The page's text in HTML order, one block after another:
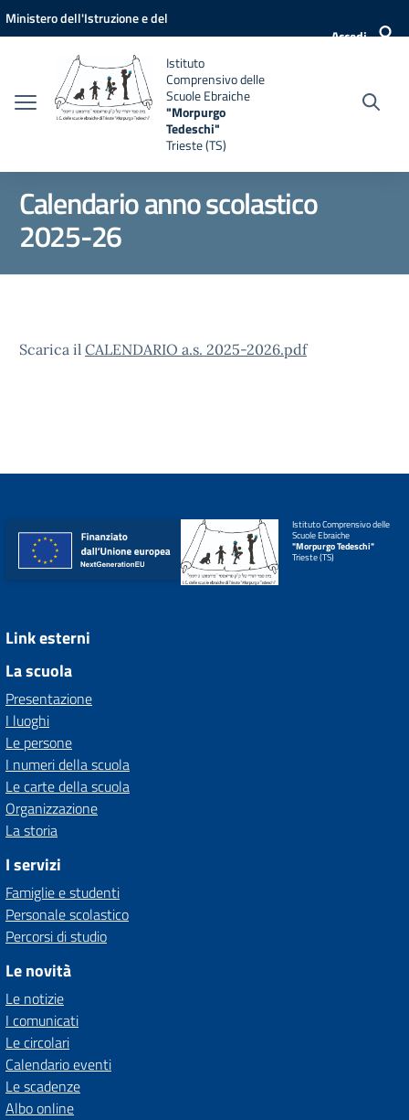
Vai ai contenuti
Vai al menu di navigazione
Vai al footer
Ministero dell'Istruzione e del
Accedi
Istituto
Comprensivo delle
Scuole Ebraiche
"Morpurgo
Tedeschi"
Trieste (TS)
Calendario anno scolastico
2025-26
Scarica il CALENDARIO a.s. 2025-2026.pdf
Istituto Comprensivo delle
Scuole Ebraiche
"Morpurgo Tedeschi"
Trieste (TS)
Link esterni
La scuola
Presentazione
I luoghi
Le persone
I numeri della scuola
Le carte della scuola
Organizzazione
La storia
I servizi
Famiglie e studenti
Personale scolastico
Percorsi di studio
Le novità
Le notizie
I comunicati
Le circolari
Calendario eventi
Le scadenze
Albo online